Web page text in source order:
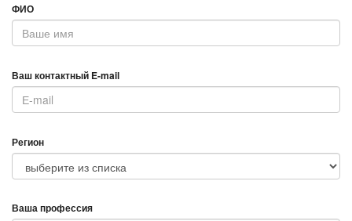
ФИО
аш контактный E-mail
Регион
аша профессия